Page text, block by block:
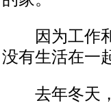
因为工作和
没有生活在一
去年冬天，